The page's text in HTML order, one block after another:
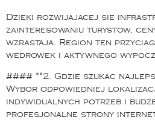
Dzieki rozwijajacej sie
zainteresowaniu turystow,
wzrastaja. Region ten
wedrowek i aktywnego
#### **2. Gdzie szukac
Wybor odpowiedniej
indywidualnych potrzeb i
profesjonalne strony